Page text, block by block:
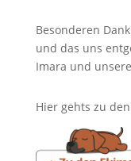
Besonderen
und das uns
Imara und
Hier gehts zu